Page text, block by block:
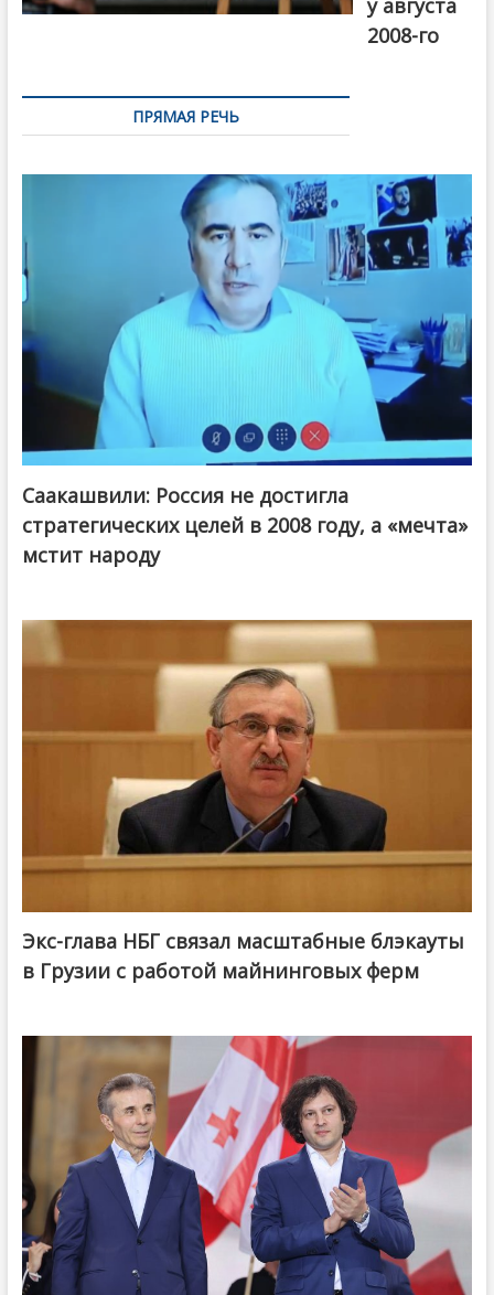
2008-го
ПРЯМАЯ РЕЧЬ
Саакашвили: Россия не достигла
стратегических целей в 2008 году, а «мечта»
мстит народу
Экс-глава НБГ связал масштабные блэкауты
в Грузии с работой майнинговых ферм